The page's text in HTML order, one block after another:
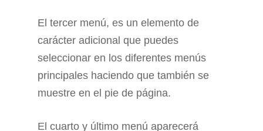
El tercer menú, es un elemento de
carácter adicional que puedes
seleccionar en los diferentes menús
principales haciendo que también se
muestre en el pie de página.
El cuarto y último menú aparecerá